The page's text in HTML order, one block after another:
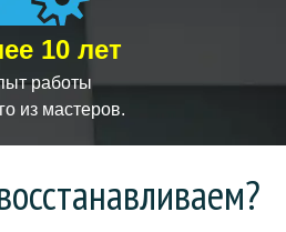
10 лет
работы
из мастеров.